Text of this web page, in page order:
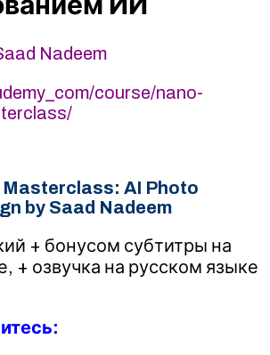
Nadeem
course/nano-
AI Photo
by Saad Nadeem
+ бонусом субтитры на
+ озвучка на русском языке